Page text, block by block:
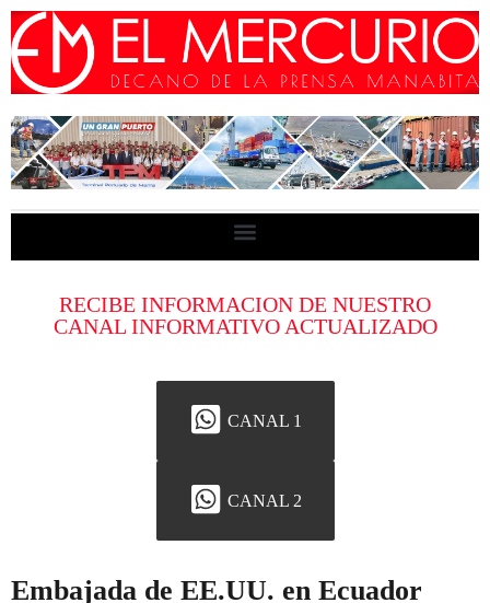
RECIBE INFORMACION DE NUESTRO
CANAL INFORMATIVO ACTUALIZADO
CANAL 1
CANAL 2
Embajada de EE.UU. en Ecuador